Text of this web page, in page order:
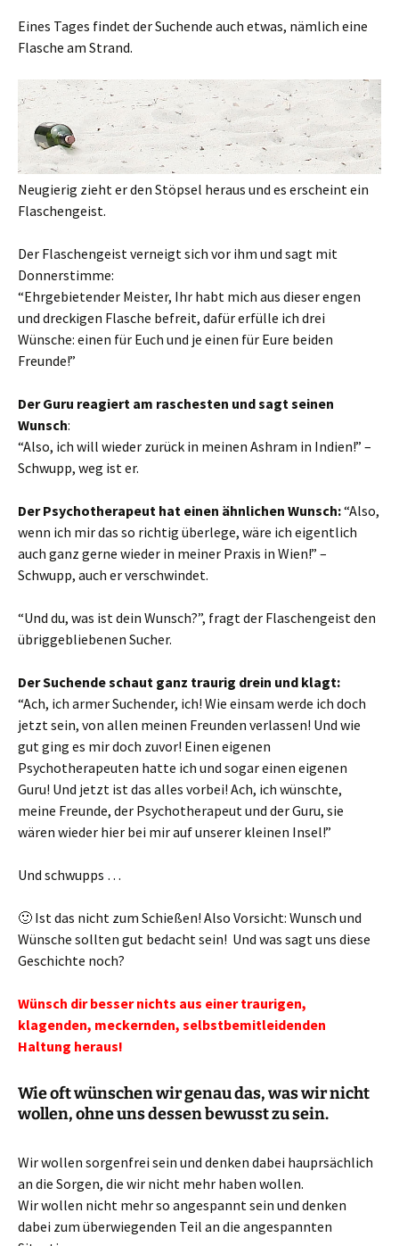
Eines Tages findet der Suchende auch etwas, nämlich eine
Flasche am Strand.
Neugierig zieht er den Stöpsel heraus und es erscheint ein
Flaschengeist.
Der Flaschengeist verneigt sich vor ihm und sagt mit
Donnerstimme:
“Ehrgebietender Meister, Ihr habt mich aus dieser engen
und dreckigen Flasche befreit, dafür erfülle ich drei
Wünsche: einen für Euch und je einen für Eure beiden
Freunde!”
Der Guru reagiert am raschesten und sagt seinen
Wunsch:
“Also, ich will wieder zurück in meinen Ashram in Indien!” –
Schwupp, weg ist er.
Der Psychotherapeut hat einen ähnlichen Wunsch:“Also,
wenn ich mir das so richtig überlege, wäre ich eigentlich
auch ganz gerne wieder in meiner Praxis in Wien!” –
Schwupp, auch er verschwindet.
“Und du, was ist dein Wunsch?”, fragt der Flaschengeist den
übriggebliebenen Sucher.
Der Suchende schaut ganz traurig drein und klagt:
“Ach, ich armer Suchender, ich! Wie einsam werde ich doch
jetzt sein, von allen meinen Freunden verlassen! Und wie
gut ging es mir doch zuvor! Einen eigenen
Psychotherapeuten hatte ich und sogar einen eigenen
Guru! Und jetzt ist das alles vorbei! Ach, ich wünschte,
meine Freunde, der Psychotherapeut und der Guru, sie
wären wieder hier bei mir auf unserer kleinen Insel!”
Und schwupps …
🙂 Ist das nicht zum Schießen! Also Vorsicht: Wunsch und
Wünsche sollten gut bedacht sein! Und was sagt uns diese
Geschichte noch?
Wünsch dir besser nichts aus einer traurigen,
klagenden, meckernden, selbstbemitleidenden
Haltung heraus!
Wie oft wünschen wir genau das, was wir nicht
wollen, ohne uns dessen bewusst zu sein.
Wir wollen sorgenfrei sein und denken dabei hauprsächlich
an die Sorgen, die wir nicht mehr haben wollen.
Wir wollen nicht mehr so angespannt sein und denken
dabei zum überwiegenden Teil an die angespannten